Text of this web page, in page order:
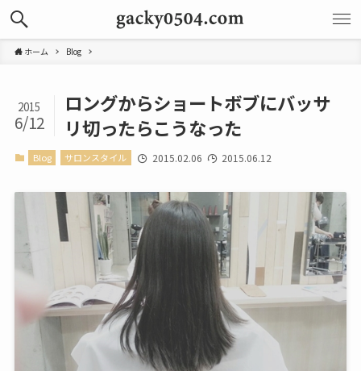
ホーム Blog
ロングからショートボブにバッサ
リ切ったらこうなった
2015
6/12
Blog サロンスタイル 2015.02.06 2015.06.12